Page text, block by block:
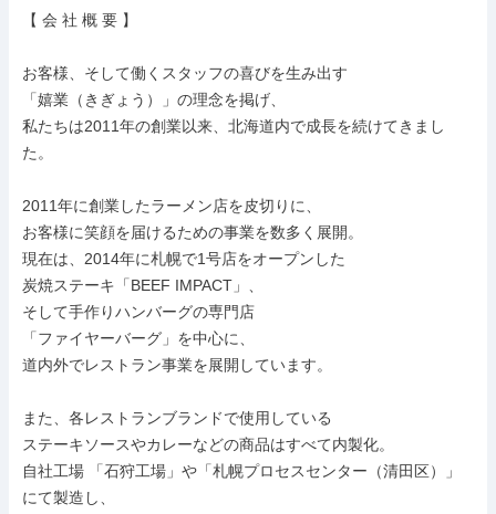
【 会 社 概 要 】
お客様、そして働くスタッフの喜びを生み出す
「嬉業（きぎょう）」の理念を掲げ、
私たちは2011年の創業以来、北海道内で成長を続けてきまし
た。
2011年に創業したラーメン店を皮切りに、
お客様に笑顔を届けるための事業を数多く展開。
現在は、2014年に札幌で1号店をオープンした
炭焼ステーキ「BEEF IMPACT」、
そして手作りハンバーグの専門店
「ファイヤーバーグ」を中心に、
道内外でレストラン事業を展開しています。
また、各レストランブランドで使用している
ステーキソースやカレーなどの商品はすべて内製化。
自社工場 「石狩工場」や「札幌プロセスセンター（清田区）」
にて製造し、